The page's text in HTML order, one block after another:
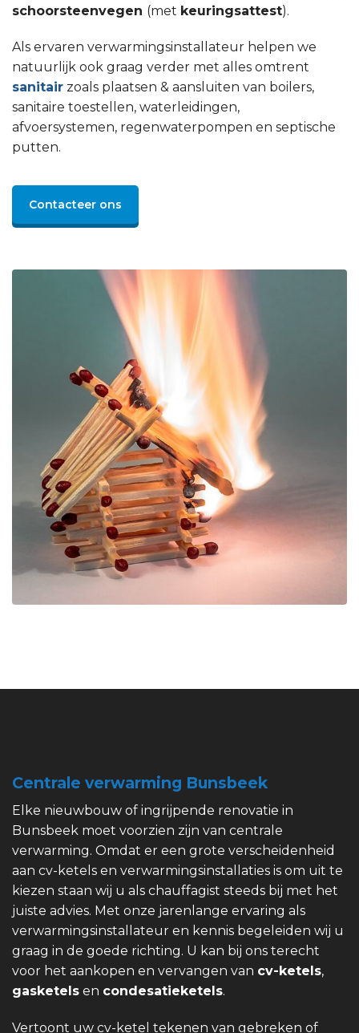
schoorsteenvegen (met keuringsattest).
Als ervaren verwarmingsinstallateur helpen we
natuurlijk ook graag verder met alles omtrent
sanitair zoals plaatsen & aansluiten van boilers,
sanitaire toestellen, waterleidingen,
afvoersystemen, regenwaterpompen en septische
putten.
Contacteer ons
Centrale verwarming Bunsbeek
Elke nieuwbouw of ingrijpende renovatie in
Bunsbeek moet voorzien zijn van centrale
verwarming. Omdat er een grote verscheidenheid
aan cv-ketels en verwarmingsinstallaties is om uit te
kiezen staan wij u als chauffagist steeds bij met het
juiste advies. Met onze jarenlange ervaring als
verwarmingsinstallateur en kennis begeleiden wij u
graag in de goede richting. U kan bij ons terecht
voor het aankopen en vervangen van cv-ketels,
gasketels en condesatieketels.
Vertoont uw cv-ketel tekenen van gebreken of